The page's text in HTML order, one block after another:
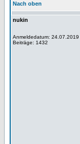
Nach oben
nukin
Anmeldedatum: 24.07.2019
Beiträge: 1432